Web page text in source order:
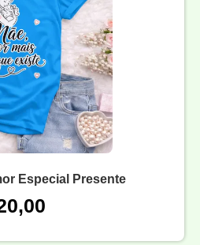
Especial Presente